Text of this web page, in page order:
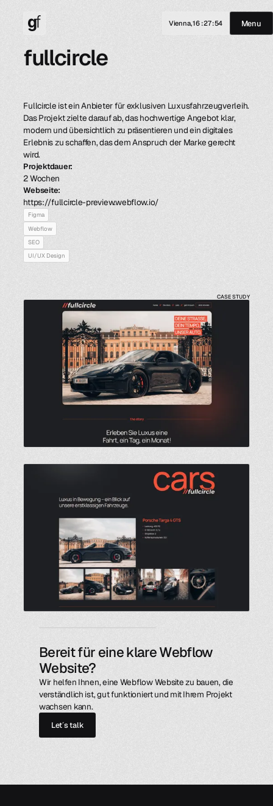
Vienna,16 :27:54 Menu
fullcircle
CASE STUDY
Fullcircle ist ein Anbieter für exklusiven Luxusfahrzeugverleih.
Das Projekt zielte darauf ab, das hochwertige Angebot klar,
modern und übersichtlich zu präsentieren und ein digitales
Erlebnis zu schaffen, das dem Anspruch der Marke gerecht
wird.
Projektdauer:
2 Wochen
Webseite:
https://fullcircle-preview.webflow.io/
Figma
Webflow
SEO
UI/UX Design
Bereit für eine klare Webflow
Website?
Wir helfen Ihnen, eine Webflow Website zu bauen, die
verständlich ist, gut funktioniert und mit Ihrem Projekt
wachsen kann.
Let´s talk